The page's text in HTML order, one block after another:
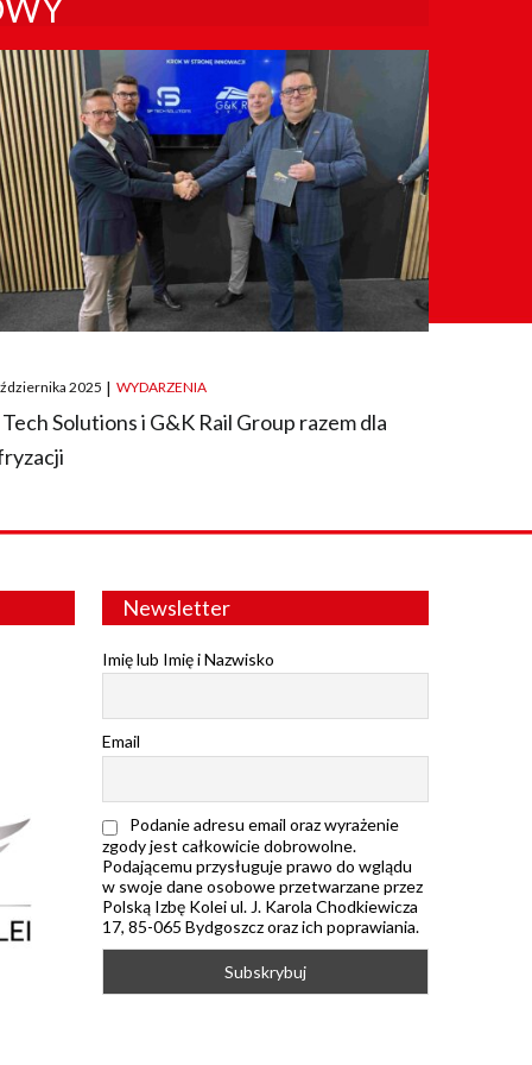
2025 | WYDARZENIA
Tech Solutions i G&K Rail Group razem dla
Newsletter
Imię lub Imię i Nazwisko
Email
Podanie adresu email oraz wyrażenie
zgody jest całkowicie dobrowolne.
Podającemu przysługuje prawo do wglądu
w swoje dane osobowe przetwarzane przez
Polską Izbę Kolei ul. J. Karola Chodkiewicza
17, 85-065 Bydgoszcz oraz ich poprawiania.